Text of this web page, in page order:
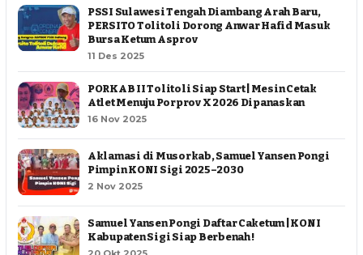
PSSI Sulawesi Tengah Diambang Arah Baru,
PERSITO Tolitoli Dorong Anwar Hafid Masuk
Bursa Ketum Asprov
11 Des 2025
PORKAB II Tolitoli Siap Start | Mesin Cetak
Atlet Menuju Porprov X 2026 Dipanaskan
16 Nov 2025
Aklamasi di Musorkab, Samuel Yansen Pongi
Pimpin KONI Sigi 2025–2030
2 Nov 2025
Samuel Yansen Pongi Daftar Caketum | KONI
Kabupaten Sigi Siap Berbenah !